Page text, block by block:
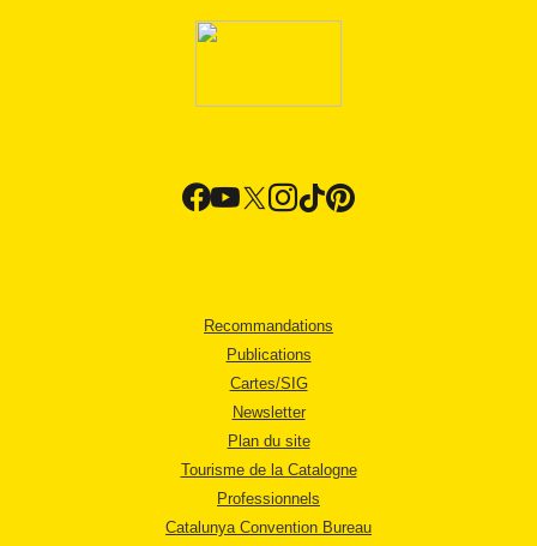
Recommandations
Publications
Cartes/SIG
Newsletter
Plan du site
Tourisme de la Catalogne
Professionnels
Catalunya Convention Bureau